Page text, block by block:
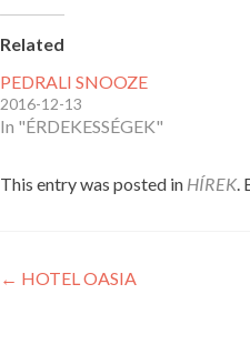
Related
PEDRALI SNOOZE
2016-12-13
In "ÉRDEKESSÉGEK"
This entry was posted in HÍREK.
Post
← HOTEL OASIA